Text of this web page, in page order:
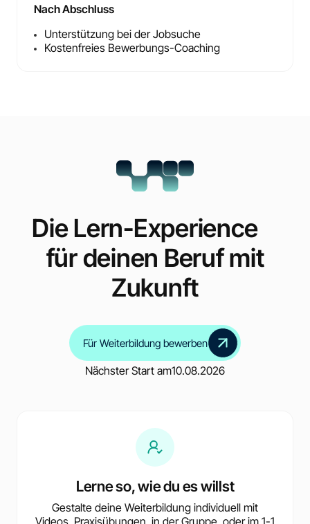
Nach Abschluss
Unterstützung bei der Jobsuche
Kostenfreies Bewerbungs-Coaching
Die Lern-Experience
für deinen Beruf mit
Zukunft
Für Weiterbildung bewerben
Nächster Start am10.08.2026
Lerne so, wie du es willst
Gestalte deine Weiterbildung individuell mit